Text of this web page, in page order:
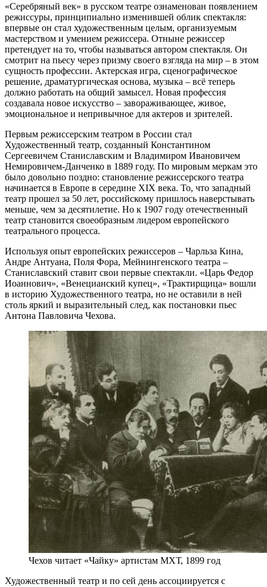
«Серебряный век» в русском театре ознаменован появлением
режиссуры, принципиально изменившей облик спектакля:
впервые он стал художественным целым, организуемым
мастерством и умением режиссера. Отныне режиссер
претендует на то, чтобы называться автором спектакля. Он
смотрит на пьесу через призму своего взгляда на мир – в этом
сущность профессии. Актерская игра, сценографическое
решение, драматургическая основа, музыка – всё теперь
должно работать на общий замысел. Новая профессия
создавала новое искусство – завораживающее, живое,
эмоциональное и непривычное для актеров и зрителей.
Первым режиссерским театром в России стал
Художественный театр, созданный Константином
Сергеевичем Станиславским и Владимиром Ивановичем
Немировичем-Данченко в 1889 году. По мировым меркам это
было довольно поздно: становление режиссерского театра
начинается в Европе в середине XIX века. То, что западный
театр прошел за 50 лет, российскому пришлось наверстывать
меньше, чем за десятилетие. Но к 1907 году отечественный
театр становится своеобразным лидером европейского
театрального процесса.
Используя опыт европейских режиссеров – Чарльза Кина,
Андре Антуана, Поля Фора, Мейнингенского театра –
Станиславский ставит свои первые спектакли. «Царь Федор
Иоаннович», «Венецианский купец», «Трактирщица» вошли
в историю Художественного театра, но не оставили в ней
столь яркий и выразительный след, как постановки пьес
Антона Павловича Чехова.
Чехов читает «Чайку» артистам МХТ, 1899 год
Художественный театр и по сей день ассоциируется с